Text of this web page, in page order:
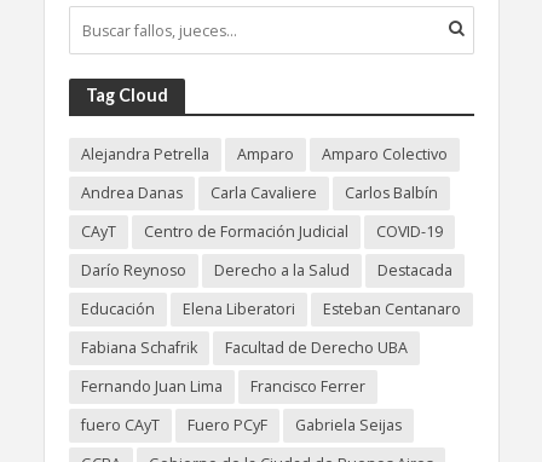
Tag Cloud
Alejandra Petrella Amparo
Amparo Colectivo
Andrea Danas
Carla Cavaliere
Carlos Balbín
CAyT
Centro de Formación Judicial
COVID-19
Darío Reynoso
Derecho a la Salud
Destacada
Educación
Elena Liberatori
Esteban Centanaro
Fabiana Schafrik
Facultad de Derecho UBA
Fernando Juan Lima
Francisco Ferrer
fuero CAyT
Fuero PCyF
Gabriela Seijas